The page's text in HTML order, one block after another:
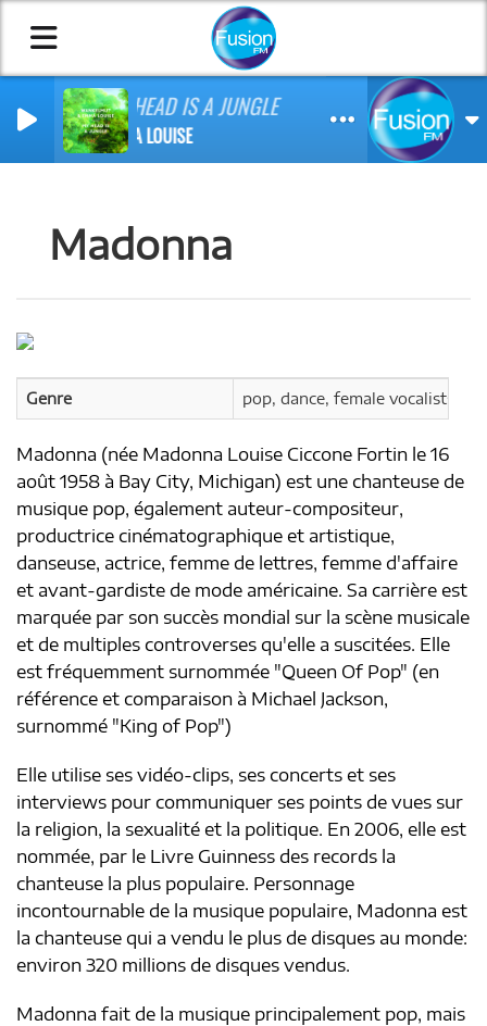
MY HEAD IS A JUNGLE
EMMA LOUISE
Madonna
Genre pop, dance, female vocalists,
Madonna (née Madonna Louise Ciccone Fortin le 16
août 1958 à Bay City, Michigan) est une chanteuse de
musique pop, également auteur-compositeur,
productrice cinématographique et artistique,
danseuse, actrice, femme de lettres, femme d'affaire
et avant-gardiste de mode américaine. Sa carrière est
marquée par son succès mondial sur la scène musicale
et de multiples controverses qu'elle a suscitées. Elle
est fréquemment surnommée "Queen Of Pop" (en
référence et comparaison à Michael Jackson,
surnommé "King of Pop")
Elle utilise ses vidéo-clips, ses concerts et ses
interviews pour communiquer ses points de vues sur
la religion, la sexualité et la politique. En 2006, elle est
nommée, par le Livre Guinness des records la
chanteuse la plus populaire. Personnage
incontournable de la musique populaire, Madonna est
la chanteuse qui a vendu le plus de disques au monde:
environ 320 millions de disques vendus.
Madonna fait de la musique principalement pop, mais